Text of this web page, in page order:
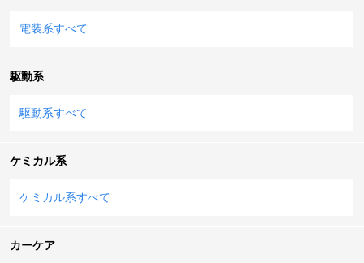
電装系すべて
駆動系
駆動系すべて
ケミカル系
ケミカル系すべて
カーケア